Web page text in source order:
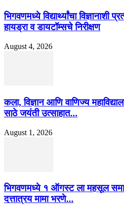
भिगवणमध्ये विद्यार्थ्यांचा विज्ञानाशी
हायड्रा व डायटॉम्सचे निरीक्षण
August 4, 2026
कला, विज्ञान आणि वाणिज्य
साठे जयंती उत्साहात...
August 1, 2026
भिगवणमध्ये १ ऑगस्ट ला महसूल
दत्तात्रय मामा भरणे...